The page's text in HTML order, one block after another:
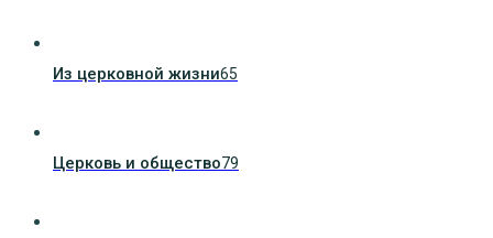
Из церковной жизни65
Церковь и общество79